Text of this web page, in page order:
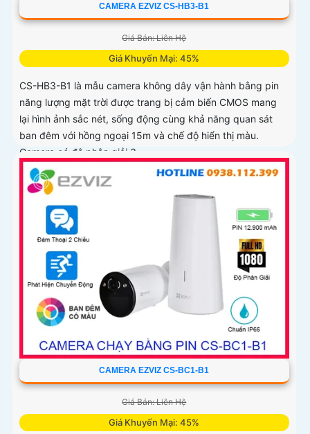
CAMERA EZVIZ CS-HB3-B1
Giá Bán: Liên Hệ
Giá Khuyến Mại: 45%
CS-HB3-B1 là mẫu camera không dây vận hành bằng pin
năng lượng mặt trời được trang bị cảm biến CMOS mang
lại hình ảnh sắc nét, sống động cùng khả năng quan sát
ban đêm với hồng ngoại 15m và chế độ hiển thị màu.
Camera có độ phân giải 3
CAMERA EZVIZ CS-BC1-B1
Giá Bán: Liên Hệ
Giá Khuyến Mại: 45%